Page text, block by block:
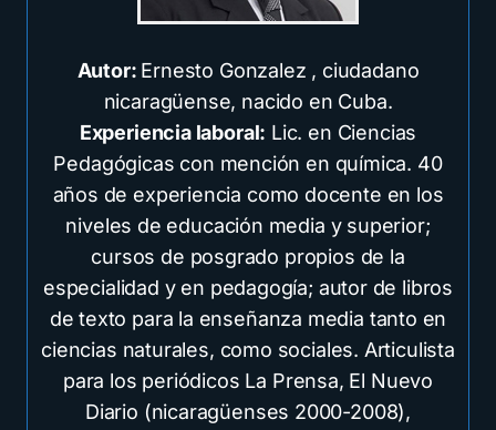
Autor: Ernesto Gonzalez , ciudadano
nicaragüense, nacido en Cuba.
Experiencia laboral: Lic. en Ciencias
Pedagógicas con mención en química. 40
años de experiencia como docente en los
niveles de educación media y superior;
cursos de posgrado propios de la
especialidad y en pedagogía; autor de libros
de texto para la enseñanza media tanto en
ciencias naturales, como sociales. Articulista
para los periódicos La Prensa, El Nuevo
Diario (nicaragüenses 2000-2008),